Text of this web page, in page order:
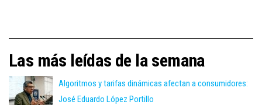
Las más leídas de la semana
Algoritmos y tarifas dinámicas afectan a consumidores:
José Eduardo López Portillo